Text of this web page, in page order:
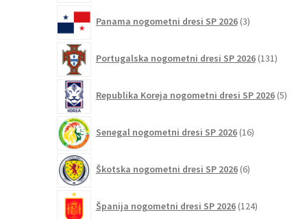
Panama nogometni dresi SP 2026 3izdelki
Portugalska nogometni dresi SP 2026 131
Republika Koreja nogometni dresi SP 2026 5
Senegal nogometni dresi SP 2026 16izdelkov
Škotska nogometni dresi SP 2026 6izdelkov
Španija nogometni dresi SP 2026 124izdelkov